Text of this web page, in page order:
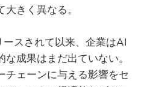
きく異なる。
スされて以来、企業はAI
成果はまだ出ていない。
チェーンに与える影響をセ